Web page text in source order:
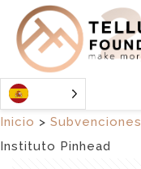
Inicio > Subvenciones
Instituto Pinhead